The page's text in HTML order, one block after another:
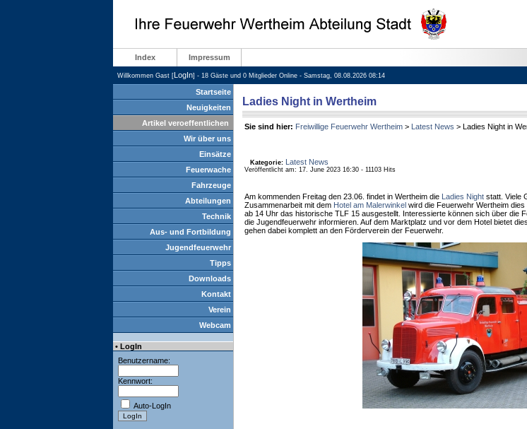
Index Impressum
Willkommen Gast [LogIn] - 18 Gäste und 0 Mitglieder Online - Samstag, 08.08.2026 08:14
Startseite
Neuigkeiten
Artikel veroeffentlichen
Wir über uns
Einsätze
Feuerwache
Fahrzeuge
Abteilungen
Technik
Aus- und Fortbildung
Jugendfeuerwehr
Tipps
Downloads
Kontakt
Verein
Webcam
• LogIn
Benutzername:
Kennwort:
Auto-LogIn
Ladies Night in Wertheim
Sie sind hier: Freiwillige Feuerwehr Wertheim> Latest News > Ladies Night in
Kategorie: Latest News
Veröffentlicht am: 17. June 2023 16:30 - 11103 Hits
Am kommenden Freitag den 23.06. findet in Wertheim die Ladies Nightstatt. Viele
Zusammenarbeit mit dem Hotel am Malerwinkelwird die Feuerwehr Wertheim
ab 14 Uhr das historische TLF 15 ausgestellt. Interessierte können sich über die
die Jugendfeuerwehr informieren. Auf dem Marktplatz und vor dem Hotel bietet
gehen dabei komplett an den Förderverein der Feuerwehr.